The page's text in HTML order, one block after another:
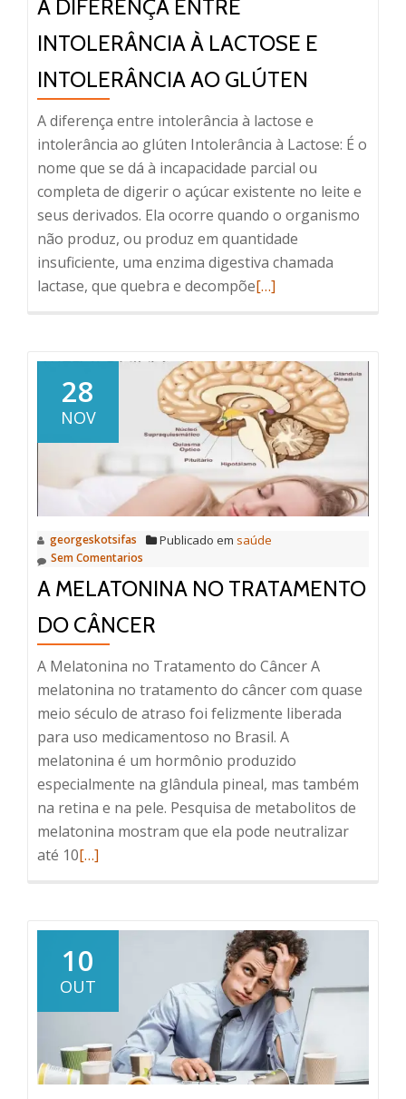
A DIFERENÇA ENTRE
INTOLERÂNCIA À LACTOSE E
INTOLERÂNCIA AO GLÚTEN
A diferença entre intolerância à lactose e
intolerância ao glúten Intolerância à Lactose: É o
nome que se dá à incapacidade parcial ou
completa de digerir o açúcar existente no leite e
seus derivados. Ela ocorre quando o organismo
não produz, ou produz em quantidade
insuficiente, uma enzima digestiva chamada
lactase, que quebra e decompõeRead
diferença
entre
intolerância
à
lactose
e
intolerância
ao
[…]
28
NOV
georgeskotsifas Publicado em saúde
Sem Comentarios
A MELATONINA NO TRATAMENTO
DO CÂNCER
A Melatonina no Tratamento do Câncer A
melatonina no tratamento do câncer com quase
meio século de atraso foi felizmente liberada
para uso medicamentoso no Brasil. A
melatonina é um hormônio produzido
especialmente na glândula pineal, mas também
na retina e na pele. Pesquisa de metabolitos de
melatonina mostram que ela pode neutralizar
até 10Read
Melatonina
no
Tratamento
Câncer
[…]
10
OUT